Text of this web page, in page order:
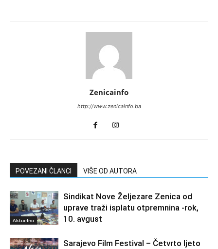
Zenicainfo
http://www.zenicainfo.ba
POVEZANI ČLANCI VIŠE OD AUTORA
Aktuelno
Sindikat Nove Željezare Zenica od
uprave traži isplatu otpremnina -rok,
10. avgust
Sarajevo Film Festival – Četvrto ljeto